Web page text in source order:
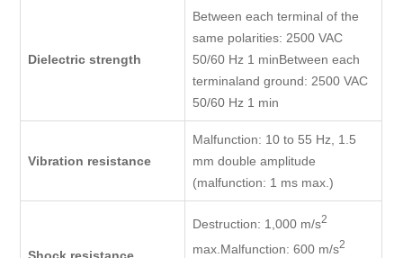
Dielectric strength
Between each terminal of the
same polarities: 2500 VAC
50/60 Hz 1 minBetween each
terminaland ground: 2500 VAC
50/60 Hz 1 min
Vibration resistance
Malfunction: 10 to 55 Hz, 1.5
mm double amplitude
(malfunction: 1 ms max.)
Shock resistance
Destruction: 1,000 m/s2
max.Malfunction: 600 m/s2